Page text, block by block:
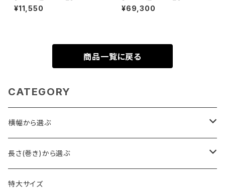
5 全50色 スーペリア背景紙
¥11,550
0 全4色 スーペリア背景紙
¥69,300
商品一覧に戻る
CATEGORY
横幅から選ぶ
2.7m幅
1.75m幅・1.8m幅
長さ(巻き)から選ぶ
23m巻き
特大サイズ